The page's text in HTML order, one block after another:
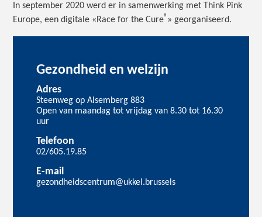
In september 2020 werd er in samenwerking met Think Pink
Europe, een digitale «Race for the Cure® » georganiseerd.
Gezondheid en welzijn
Adres
Steenweg op Alsemberg 883
Open van maandag tot vrijdag van 8.30 tot 16.30
uur
Telefoon
02/605.19.85
E-mail
gezondheidscentrum@ukkel.brussels